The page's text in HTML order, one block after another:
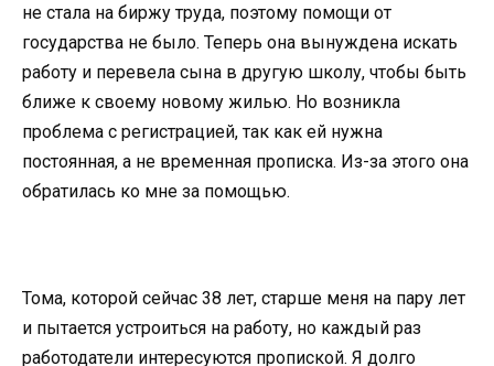
не стала на биржу труда, поэтому помощи от
государства не было. Теперь она вынуждена искать
работу и перевела сына в другую школу, чтобы быть
ближе к своему новому жилью. Но возникла
проблема с регистрацией, так как ей нужна
постоянная, а не временная прописка. Из-за этого она
обратилась ко мне за помощью.
Тома, которой сейчас 38 лет, старше меня на пару лет
и пытается устроиться на работу, но каждый раз
работодатели интересуются пропиской. Я долго